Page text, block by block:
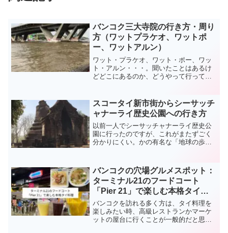
バンコク三大寺院の行き方・周り
方（ワットプラケオ、ワットポ
ー、ワットアルン）
ワット・プラケオ、ワット・ポー、ワッ
ト・アルン・・・。聞いたことはあるけ
どどこにあるのか、どうやって行ってい
効率の良い周りかたについてご紹介しま
す。
スコータイ新市街からシーサッチ
ャナーライ歴史公園への行き方
以前一人でシーサッチャナーライ歴史公
園に行ったのですが、これがまたずごく
分かりにくい。かの有名な「地球の歩き
しました。そこで本日は、シーサッチャ
ナーライ歴史公園完全ガイドを紹介しま
す。
バンコクの穴場グルメスポット：
ターミナル21のフードコート
「Pier 21」で楽しむ本格タイ料
理
バンコクを訪れる多く方は、タイ料理を
楽しみたい時、高級レストランかマーケ
ットの屋台に行くことが一般的だと思い